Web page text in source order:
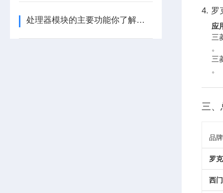
处理器模块的主要功能你了解多少呢
4. 罗
应
三
。
三
。
三、
品
罗
西